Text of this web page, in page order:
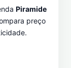
Piramide
preço